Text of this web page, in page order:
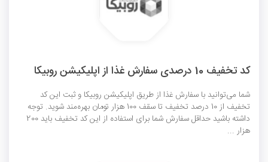
کد تخفیف 10 درصدی سفارش غذا از اپلیکیشن روبیکا
شما می‌توانید با سفارش غذا از طریق اپلیکیشن روبیکا و ثبت این کد
تخفیف از 10 درصد تخفیف تا سقف 100 هزار تومان بهره‌مند شوید. توجه
داشته باشید حداقل سفارش شما برای استفاده از این کد تخفیف باید 200
هزار ...